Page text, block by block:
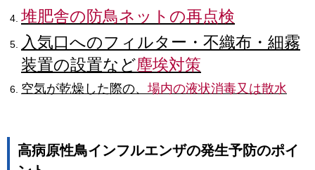
堆肥舎の防鳥ネットの再点検
入気口へのフィルター・不織布・細霧
装置の設置など塵埃対策
空気が乾燥した際の、 場内の液状消毒又は散水
高病原性鳥インフルエンザの発生予防のポイ